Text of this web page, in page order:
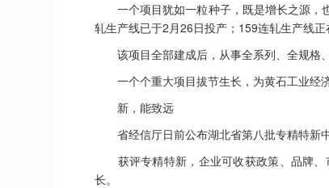
一个项目犹如一粒种子，既是增长之源，
轧生产线已于2月26日投产；159连轧生产线正
该项目全部建成后，从事全系列、全规格、
一个个重大项目拔节生长，为黄石工业经济
新，能致远
省经信厅日前公布湖北省第八批专精特新中
获评专精特新，企业可收获政策、品牌、
长。